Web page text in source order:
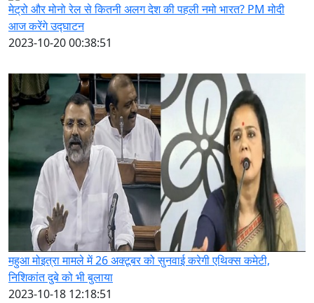
मेट्रो और मोनो रेल से कितनी अलग देश की पहली नमो भारत? PM मोदी
आज करेंगे उद्घाटन
2023-10-20 00:38:51
महुआ मोइत्रा मामले में 26 अक्टूबर को सुनवाई करेगी एथिक्स कमेटी,
निशिकांत दुबे को भी बुलाया
2023-10-18 12:18:51